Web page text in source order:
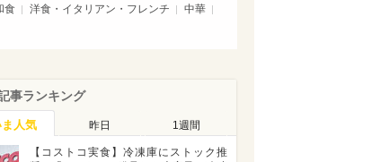
食 洋食・イタリアン・フレンチ
中華
事ランキング
ま人気 昨日 1週間
【コストコ実食】冷凍庫にストック推